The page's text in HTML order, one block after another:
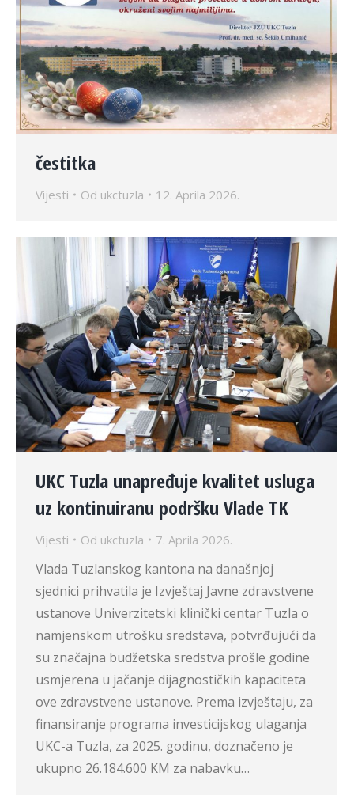
čestitka
Vijesti Od ukctuzla 12. Aprila 2026.
UKC Tuzla unapređuje kvalitet usluga
uz kontinuiranu podršku Vlade TK
Vijesti Od ukctuzla 7. Aprila 2026.
Vlada Tuzlanskog kantona na današnjoj
sjednici prihvatila je Izvještaj Javne zdravstvene
ustanove Univerzitetski klinički centar Tuzla o
namjenskom utrošku sredstava, potvrđujući da
su značajna budžetska sredstva prošle godine
usmjerena u jačanje dijagnostičkih kapaciteta
ove zdravstvene ustanove. Prema izvještaju, za
finansiranje programa investicijskog ulaganja
UKC-a Tuzla, za 2025. godinu, doznačeno je
ukupno 26.184.600 KM za nabavku…